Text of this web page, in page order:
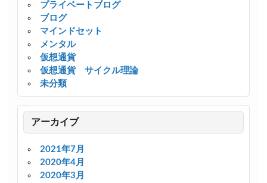
プライベートブログ
ブログ
マインドセット
メンタル
仮想通貨
仮想通貨 サイクル理論
未分類
アーカイブ
2021年7月
2020年4月
2020年3月